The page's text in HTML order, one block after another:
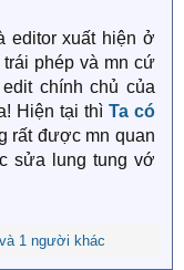
editor xuất hiện ở
phép và mn cứ
chính chủ của
Hiện tại thì Ta có
rất được mn quan
sửa lung tung vớ
và 1 người khác